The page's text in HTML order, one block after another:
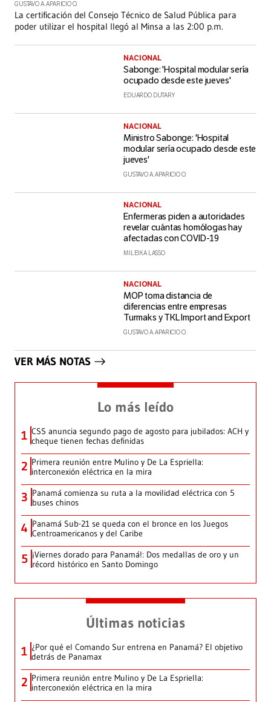
GUSTAVO A. APARICIO O.
La certificación del Consejo Técnico de Salud Pública para
poder utilizar el hospital llegó al Minsa a las 2:00 p.m.
NACIONAL
Sabonge: 'Hospital modular sería
ocupado desde este jueves'
EDUARDO DUTARY
NACIONAL
Ministro Sabonge: 'Hospital
modular sería ocupado desde este
jueves'
GUSTAVO A. APARICIO O.
NACIONAL
Enfermeras piden a autoridades
revelar cuántas homólogas hay
afectadas con COVID-19
MILEIKA LASSO
NACIONAL
MOP toma distancia de
diferencias entre empresas
Turmaks y TKL Import and Export
GUSTAVO A. APARICIO O.
VER MÁS NOTAS
Lo más leído
1 CSS anuncia segundo pago de agosto para jubilados: ACH y
cheque tienen fechas definidas
2 Primera reunión entre Mulino y De La Espriella:
interconexión eléctrica en la mira
3 Panamá comienza su ruta a la movilidad eléctrica con 5
buses chinos
4 Panamá Sub-21 se queda con el bronce en los Juegos
Centroamericanos y del Caribe
5 ¡Viernes dorado para Panamá!: Dos medallas de oro y un
récord histórico en Santo Domingo
Últimas noticias
1 ¿Por qué el Comando Sur entrena en Panamá? El objetivo
detrás de Panamax
2 Primera reunión entre Mulino y De La Espriella:
interconexión eléctrica en la mira